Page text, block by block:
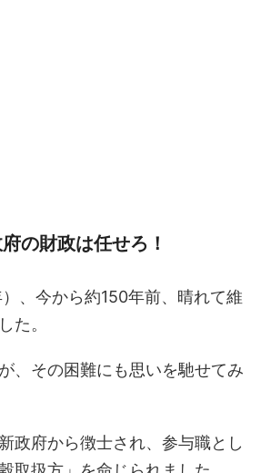
の財政は任せろ！
、今から約150年前、晴れて維
た。
、その困難にも思いを馳せてみ
政府から徴士され、参与職とし